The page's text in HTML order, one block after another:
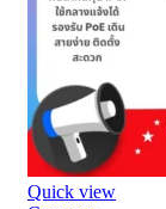
Quick view